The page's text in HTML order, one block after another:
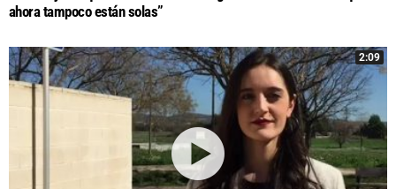
ahora tampoco están solas”
2:09